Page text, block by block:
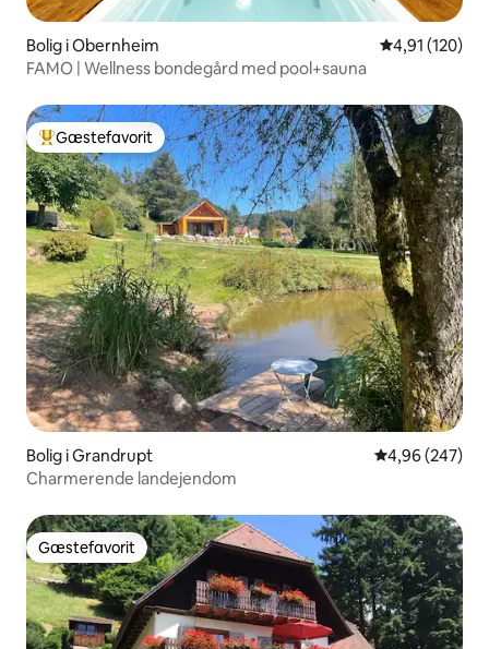
Bolig i Obernheim 4,91 ud af 5 i
4,91 (120)
FAMO | Wellness bondegård med pool+sauna
Bedste gæstefavorit
Gæstefavorit
Bolig i Grandrupt 4,96 ud af 5 i
4,96 (247)
Charmerende landejendom
Gæstefavorit
Gæstefavorit